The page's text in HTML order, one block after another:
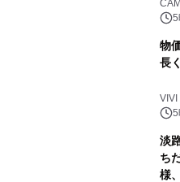
5
物
長
VIVI
5
淡
ち
様